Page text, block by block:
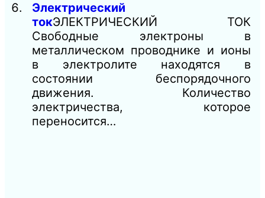
Электрический
токЭЛЕКТРИЧЕСКИЙ ТОК
Свободные электроны в
металлическом проводнике и ионы
в электролите находятся в
состоянии беспорядочного
движения. Количество
электричества, которое
переносится…